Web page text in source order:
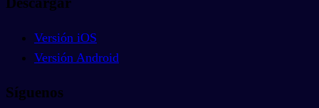
Versión iOS
Versión Android
Síguenos